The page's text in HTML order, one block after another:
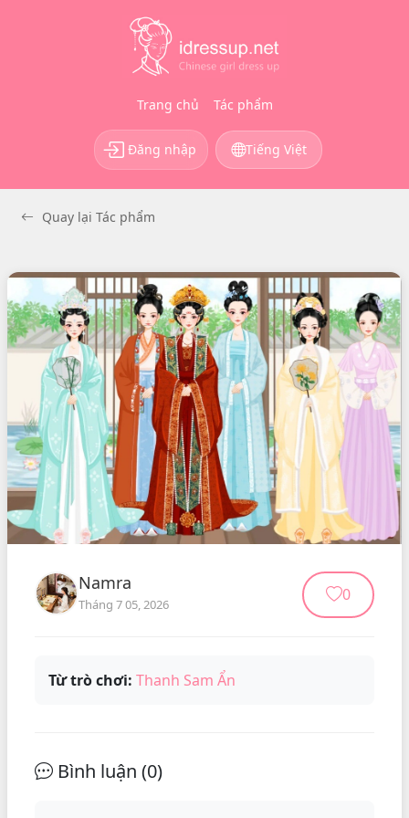
Trang chủ Tác phẩm
Đăng nhập Tiếng Việt
Quay lại Tác phẩm
Namra
Tháng 7 05, 2026 0
Từ trò chơi: Thanh Sam Ẩn
Bình luận (0)